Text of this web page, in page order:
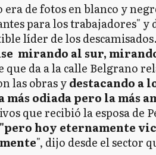
de fotos en blanco y
para los trabajadores" y
líder de los descamisados.
mirando al sur,
que da a la calle Belgrano
las obras ydestacando a
más odiada pero la más
que recibió la esposa de
"pero hoy eternamente
", dijo desde el sector